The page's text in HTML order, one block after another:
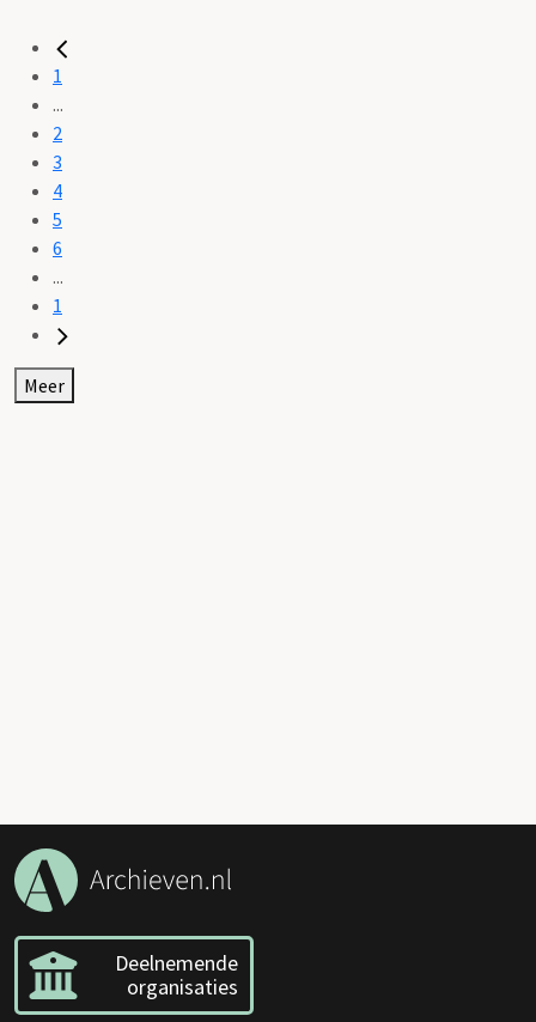
1
...
2
3
4
5
6
...
1
Meer
Deelnemende
organisaties